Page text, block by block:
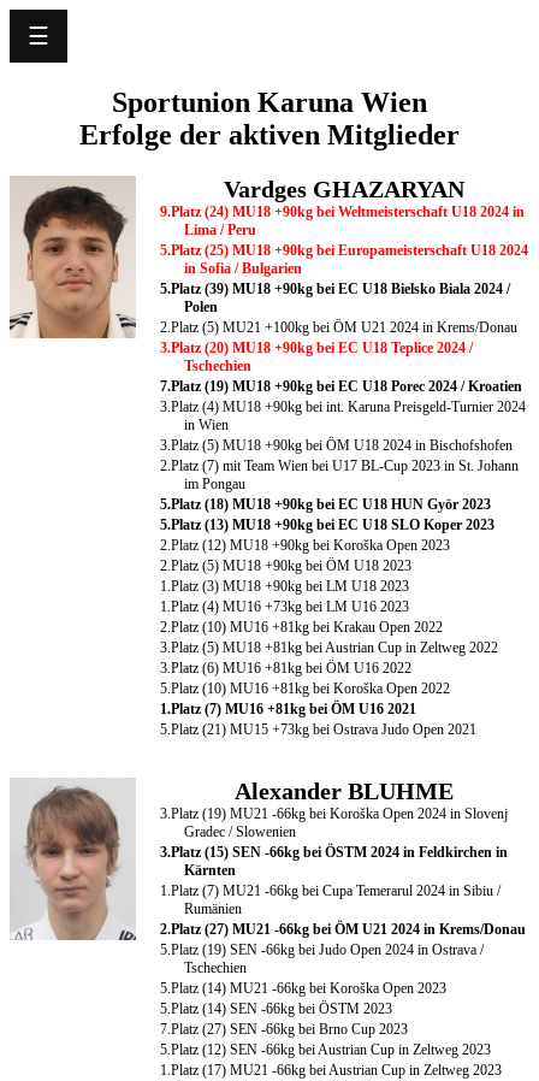
Language
Home
News
Our
Club
Training
Меѓународен
☰
Sportunion Karuna Wien
Erfolge der aktiven Mitglieder
Vardges GHAZARYAN
9.Platz (24) MU18 +90kg bei Weltmeisterschaft U18 2024 in
Lima / Peru
5.Platz (25) MU18 +90kg bei Europameisterschaft U18 2024
in Sofia / Bulgarien
5.Platz (39) MU18 +90kg bei EC U18 Bielsko Biala 2024 /
Polen
2.Platz (5) MU21 +100kg bei ÖM U21 2024 in Krems/Donau
3.Platz (20) MU18 +90kg bei EC U18 Teplice 2024 /
Tschechien
7.Platz (19) MU18 +90kg bei EC U18 Porec 2024 / Kroatien
3.Platz (4) MU18 +90kg bei int. Karuna Preisgeld-Turnier 2024
in Wien
3.Platz (5) MU18 +90kg bei ÖM U18 2024 in Bischofshofen
2.Platz (7) mit Team Wien bei U17 BL-Cup 2023 in St. Johann
im Pongau
5.Platz (18) MU18 +90kg bei EC U18 HUN Györ 2023
5.Platz (13) MU18 +90kg bei EC U18 SLO Koper 2023
2.Platz (12) MU18 +90kg bei Koroška Open 2023
2.Platz (5) MU18 +90kg bei ÖM U18 2023
1.Platz (3) MU18 +90kg bei LM U18 2023
1.Platz (4) MU16 +73kg bei LM U16 2023
2.Platz (10) MU16 +81kg bei Krakau Open 2022
3.Platz (5) MU18 +81kg bei Austrian Cup in Zeltweg 2022
3.Platz (6) MU16 +81kg bei ÖM U16 2022
5.Platz (10) MU16 +81kg bei Koroška Open 2022
1.Platz (7) MU16 +81kg bei ÖM U16 2021
5.Platz (21) MU15 +73kg bei Ostrava Judo Open 2021
Alexander BLUHME
3.Platz (19) MU21 -66kg bei Koroška Open 2024 in Slovenj
Gradec / Slowenien
3.Platz (15) SEN -66kg bei ÖSTM 2024 in Feldkirchen in
Kärnten
1.Platz (7) MU21 -66kg bei Cupa Temerarul 2024 in Sibiu /
Rumänien
2.Platz (27) MU21 -66kg bei ÖM U21 2024 in Krems/Donau
5.Platz (19) SEN -66kg bei Judo Open 2024 in Ostrava /
Tschechien
5.Platz (14) MU21 -66kg bei Koroška Open 2023
5.Platz (14) SEN -66kg bei ÖSTM 2023
7.Platz (27) SEN -66kg bei Brno Cup 2023
5.Platz (12) SEN -66kg bei Austrian Cup in Zeltweg 2023
1.Platz (17) MU21 -66kg bei Austrian Cup in Zeltweg 2023